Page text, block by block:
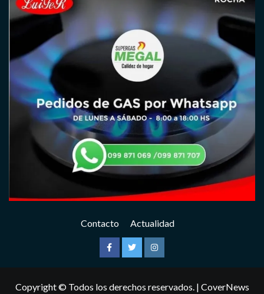
Contacto Actualidad
FacebookTwitterInstagram
Copyright © Todos los derechos reservados. | CoverNews